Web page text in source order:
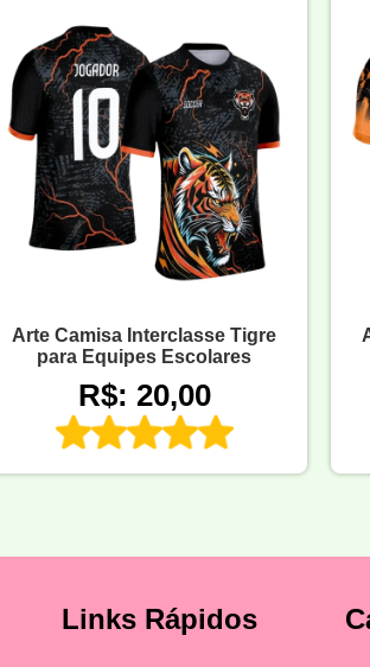
Arte Camisa Interclasse Tigre
para Equipes Escolares
R$: 20,00
Links Rápidos